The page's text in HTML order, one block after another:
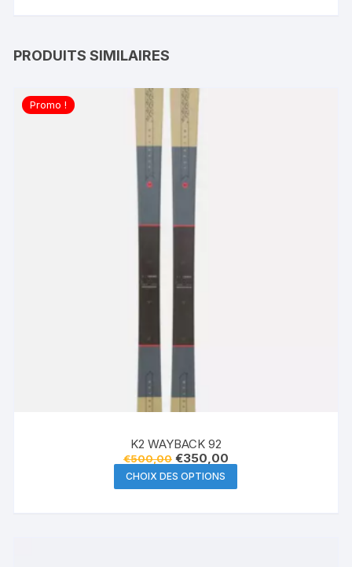
PRODUITS SIMILAIRES
Promo !
K2 WAYBACK 92
€500,00 Le
prix
initial
était :
€350,00Le
prix
est :
CHOIX DES OPTIONS
produit